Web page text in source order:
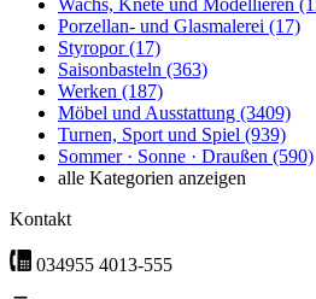
Wachs, Knete und Modellieren
Porzellan- und Glasmalerei (17)
Styropor(17)
Saisonbasteln (363)
Werken (187)
Möbel und Ausstattung (3409)
Turnen, Sport und Spiel (939)
Sommer · Sonne · Draußen (590)
alle Kategorien anzeigen
Kontakt
034955 4013-555